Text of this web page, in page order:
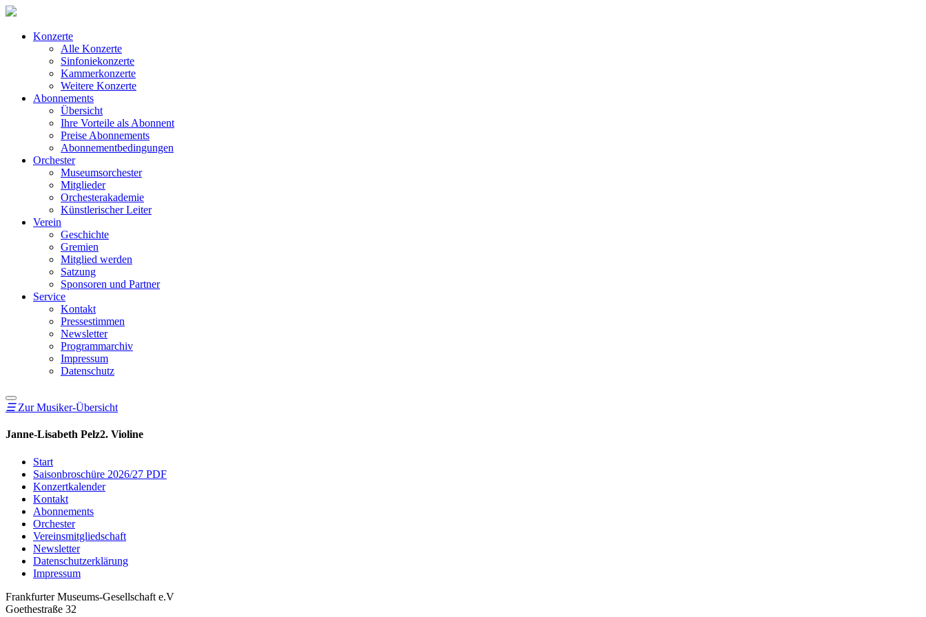
Konzerte
Alle Konzerte
Sinfoniekonzerte
Kammerkonzerte
Weitere Konzerte
Abonnements
Übersicht
Ihre Vorteile als Abonnent
Preise Abonnements
Abonnementbedingungen
Orchester
Museumsorchester
Mitglieder
Orchesterakademie
Künstlerischer Leiter
Verein
Geschichte
Gremien
Mitglied werden
Satzung
Sponsoren und Partner
Service
Kontakt
Pressestimmen
Newsletter
Programmarchiv
Impressum
Datenschutz
☰Zur Musiker-Übersicht
Janne-Lisabeth Pelz2. Violine
Start
Saisonbroschüre 2026/27 PDF
Konzertkalender
Kontakt
Abonnements
Orchester
Vereinsmitgliedschaft
Newsletter
Datenschutzerklärung
Impressum
Frankfurter Museums-Gesellschaft e.V
Goethestraße 32